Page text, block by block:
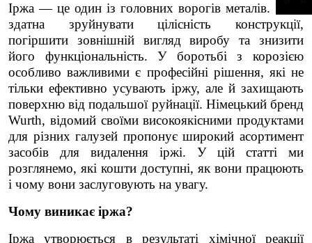
Іржа — це один із головних ворогів металів. Вона
здатна зруйнувати цілісність конструкції,
погіршити зовнішній вигляд виробу та знизити
його функціональність. У боротьбі з корозією
особливо важливими є професійні рішення, які не
тільки ефективно усувають іржу, але й захищають
поверхню від подальшої руйнації. Німецький бренд
Wurth, відомий своїми високоякісними продуктами
для різних галузей пропонує широкий асортимент
засобів для видалення іржі. У цій статті ми
розглянемо, які кошти доступні, як вони працюють
і чому вони заслуговують на увагу.
Чому виникає іржа?
Іржа утворюється в результаті хімічної реакції